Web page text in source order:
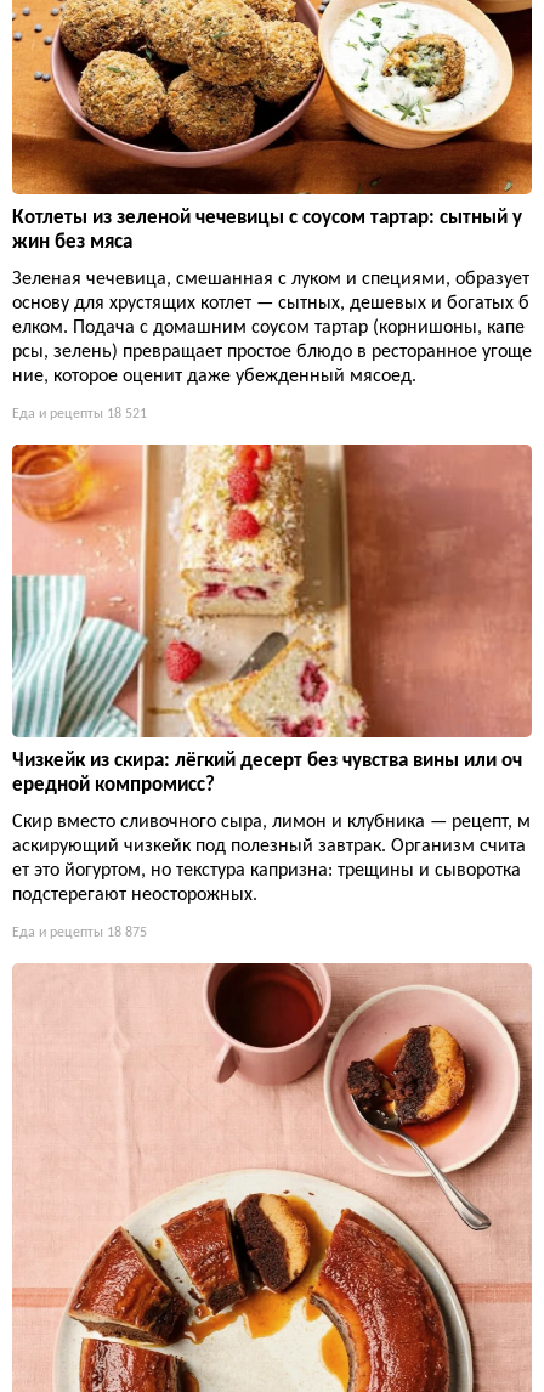
Котлеты из зеленой чечевицы с соусом тартар: сытный у
жин без мяса
Зеленая чечевица, смешанная с луком и специями, образует
основу для хрустящих котлет — сытных, дешевых и богатых б
елком. Подача с домашним соусом тартар (корнишоны, капе
рсы, зелень) превращает простое блюдо в ресторанное угоще
ние, которое оценит даже убежденный мясоед.
Еда и рецепты 18 521
Чизкейк из скира: лёгкий десерт без чувства вины или оч
ередной компромисс?
Скир вместо сливочного сыра, лимон и клубника — рецепт, м
аскирующий чизкейк под полезный завтрак. Организм счита
ет это йогуртом, но текстура капризна: трещины и сыворотка
подстерегают неосторожных.
Еда и рецепты 18 875